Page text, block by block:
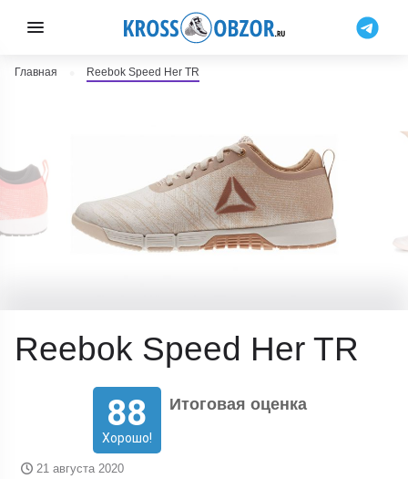
Главная Reebok Speed Her TR
Reebok Speed Her TR
88
Хорошо!
Итоговая оценка
21 августа 2020